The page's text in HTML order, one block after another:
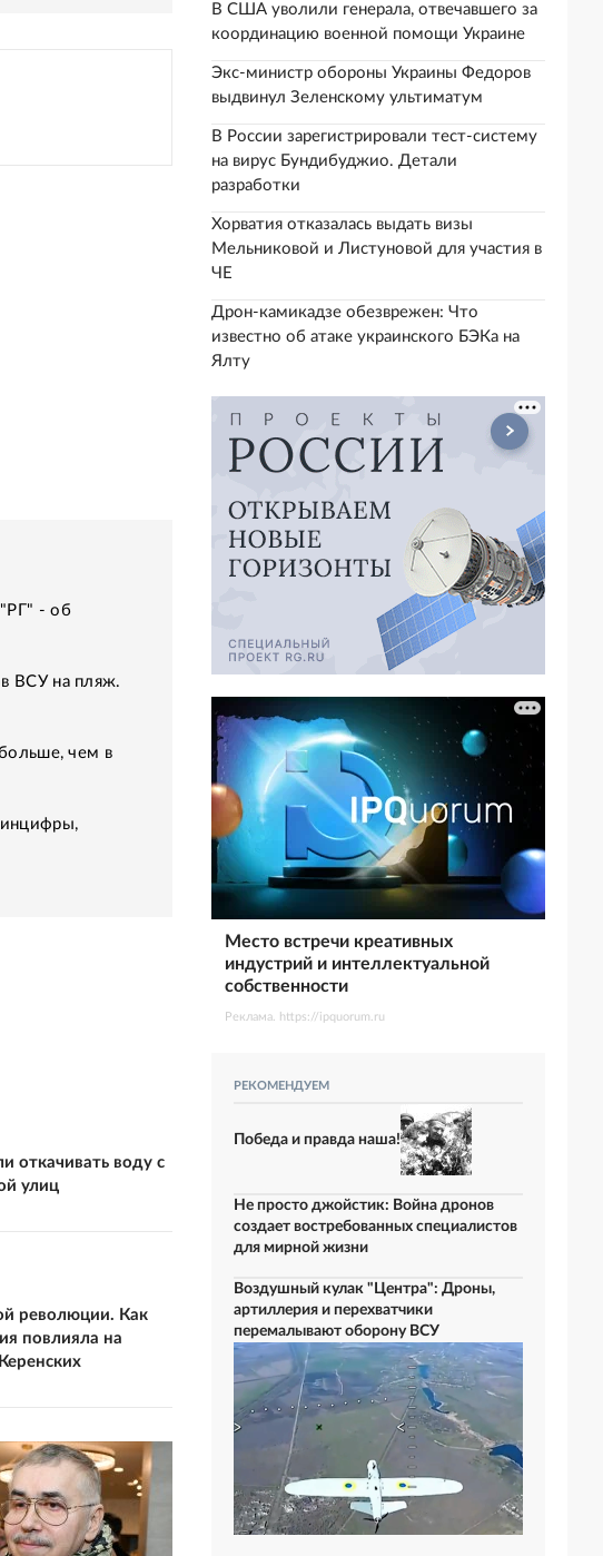
- об
ВСУ на пляж.
чем в
откачивать воду с
улиц
революции. Как
повлияла на
В США уволили генерала, отвечавшего за
координацию военной помощи Украине
Экс-министр обороны Украины Федоров
выдвинул Зеленскому ультиматум
В России зарегистрировали тест-систему
на вирус Бундибуджио. Детали
разработки
Хорватия отказалась выдать визы
Мельниковой и Листуновой для участия в
ЧЕ
Дрон-камикадзе обезврежен: Что
известно об атаке украинского БЭКа на
Ялту
Место встречи креативных
индустрий и интеллектуальной
собственности
Реклама. https://ipquorum.ru
РЕКОМЕНДУЕМ
Победа и правда наша!
Не просто джойстик: Война дронов
создает востребованных специалистов
для мирной жизни
Воздушный кулак "Центра": Дроны,
артиллерия и перехватчики
перемалывают оборону ВСУ